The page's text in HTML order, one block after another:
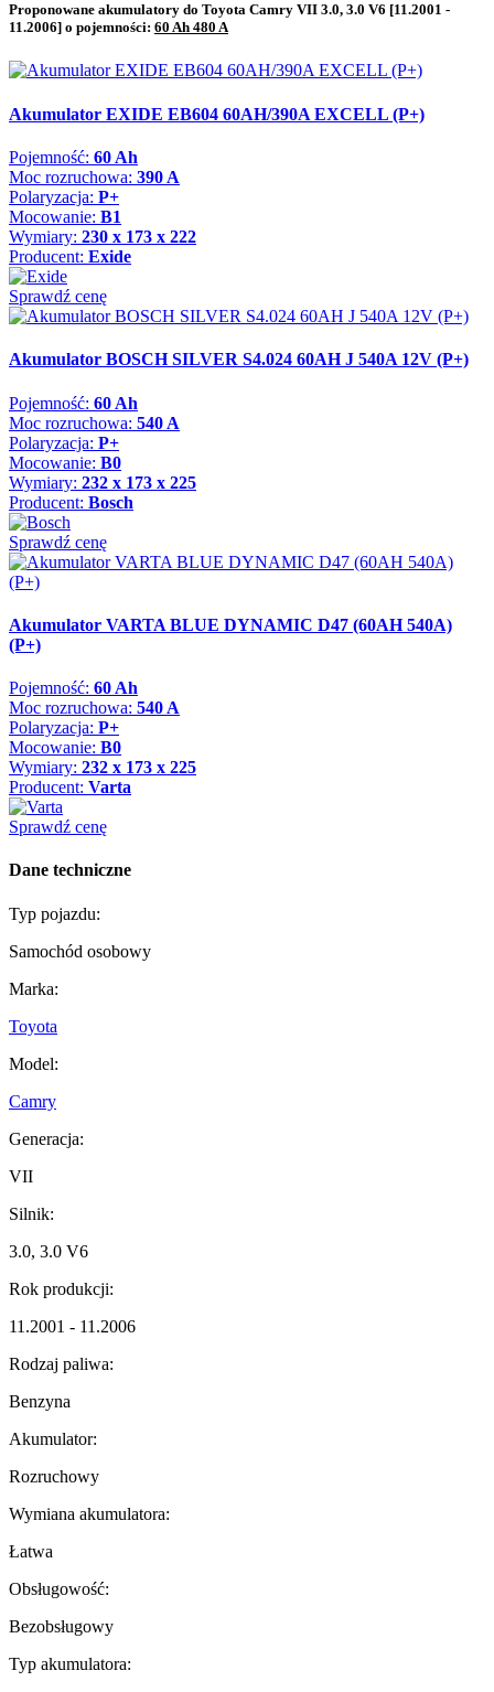
Proponowane akumulatory do Toyota Camry VII 3.0, 3.0 V6 [11.2001 -
11.2006] o pojemności: 60 Ah 480 A
Akumulator EXIDE EB604 60AH/390A EXCELL (P+)
Pojemność: 60 Ah
Moc rozruchowa: 390 A
Polaryzacja: P+
Mocowanie: B1
Wymiary: 230 x 173 x 222
Producent: Exide
Sprawdź cenę
Akumulator BOSCH SILVER S4.024 60AH J 540A 12V (P+)
Pojemność: 60 Ah
Moc rozruchowa: 540 A
Polaryzacja: P+
Mocowanie: B0
Wymiary: 232 x 173 x 225
Producent: Bosch
Sprawdź cenę
Akumulator VARTA BLUE DYNAMIC D47 (60AH 540A)
(P+)
Pojemność: 60 Ah
Moc rozruchowa: 540 A
Polaryzacja: P+
Mocowanie: B0
Wymiary: 232 x 173 x 225
Producent: Varta
Sprawdź cenę
Dane techniczne
Typ pojazdu:
Samochód osobowy
Marka:
Toyota
Model:
Camry
Generacja:
VII
Silnik:
3.0, 3.0 V6
Rok produkcji:
11.2001 - 11.2006
Rodzaj paliwa:
Benzyna
Akumulator:
Rozruchowy
Wymiana akumulatora:
Łatwa
Obsługowość:
Bezobsługowy
Typ akumulatora: